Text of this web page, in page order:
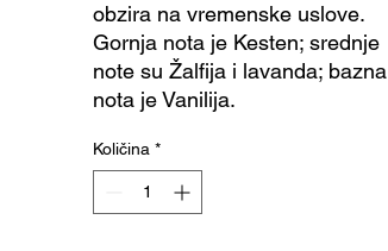
obzira na vremenske uslove.
Gornja nota je Kesten; srednje
note su Žalfija i lavanda; bazna
nota je Vanilija.
Količina *